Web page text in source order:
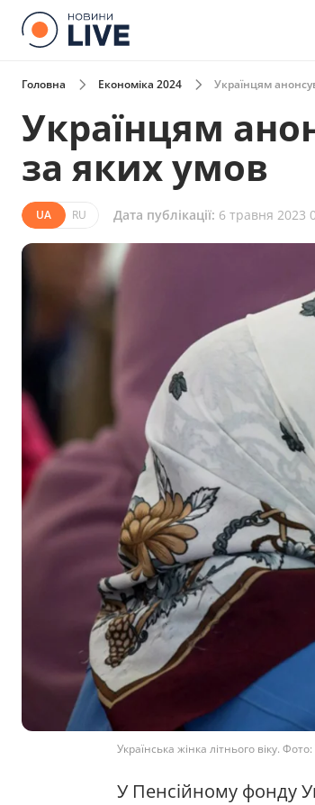
Головна Економіка 2024 Українцям
Українцям
за яких умов
UA RU Дата публікації: 6 травня 2023
Українська жінка літнього віку.
У Пенсійному фонду